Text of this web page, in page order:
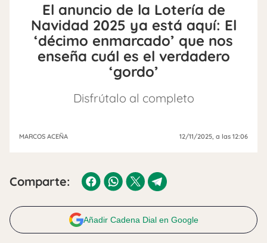
El anuncio de la Lotería de
Navidad 2025 ya está aquí: El
‘décimo enmarcado’ que nos
enseña cuál es el verdadero
‘gordo’
Disfrútalo al completo
MARCOS ACEÑA 12/11/2025, a las 12:06
Comparte:
Añadir Cadena Dial en Google